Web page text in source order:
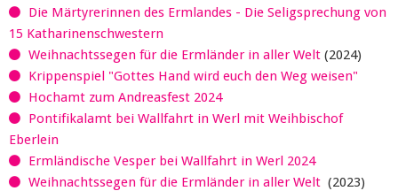
Die Märtyrerinnen des Ermlandes - Die Seligsprechung von
15 Katharinenschwestern
Weihnachtssegen für die Ermländer in aller Welt (2024)
Krippenspiel "Gottes Hand wird euch den Weg weisen"
Hochamt zum Andreasfest 2024
Pontifikalamt bei Wallfahrt in Werl mit Weihbischof
Eberlein
Ermländische Vesper bei Wallfahrt in Werl 2024
Weihnachtssegen für die Ermländer in aller Welt (2023)